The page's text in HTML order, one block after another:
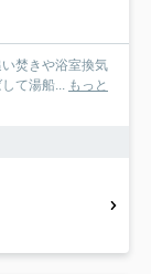
焚きや浴室換気
て湯船...
もっと